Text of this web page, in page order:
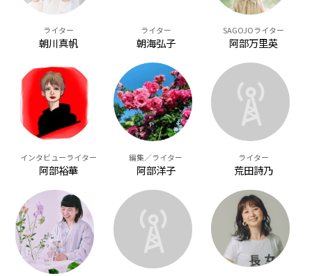
ライター
朝川真帆
ライター
朝海弘子
SAGOJOライター
阿部万里英
インタビューライター
阿部裕華
編集／ライター
阿部洋子
ライター
荒田詩乃